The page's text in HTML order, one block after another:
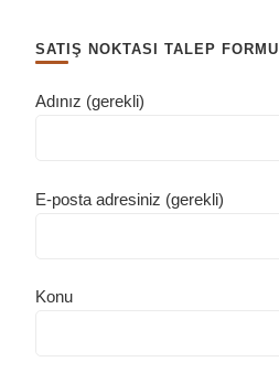
SATIŞ NOKTASI TALEP FORMU
Adınız (gerekli)
E-posta adresiniz (gerekli)
Konu